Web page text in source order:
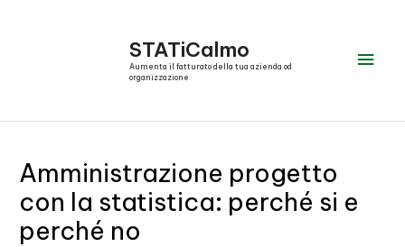
STATiCalmo
Aumenta il fatturato della tua azienda od
organizzazione
Amministrazione progetto
con la statistica: perché si e
perché no